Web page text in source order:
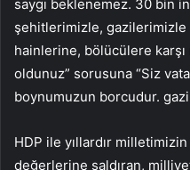
saygı beklenemez. 30 bin
şehitlerimizle, gazilerimizle
hainlerine, bölücülere
oldunuz” sorusuna “Siz
boynumuzun borcudur. gazi
HDP ile yıllardır
değerlerine saldıran,